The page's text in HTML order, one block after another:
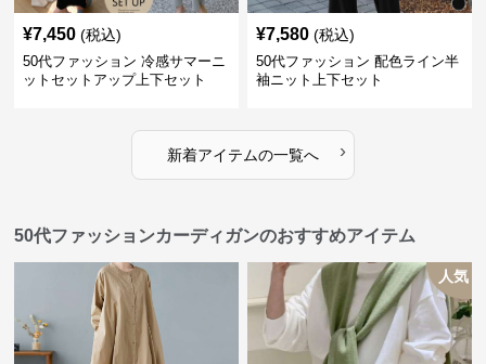
¥7,450 (税込)
50代ファッション 冷感サマーニ
ットセットアップ上下セット
¥7,580 (税込)
50代ファッション 配色ライン半
袖ニット上下セット
新着アイテムの一覧へ ›
50代ファッションカーディガンのおすすめアイテム
人気